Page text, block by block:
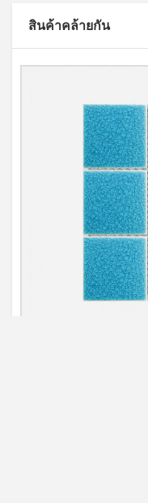
สินค้าคล้ายกัน